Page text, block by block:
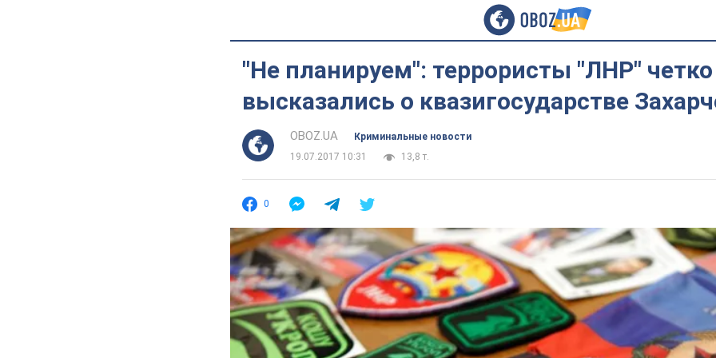
"Не планируем": террористы "ЛНР" четко
высказались о квазигосударстве
OBOZ.UA
Криминальные новости
19.07.2017 10:31
13,8 т.
0